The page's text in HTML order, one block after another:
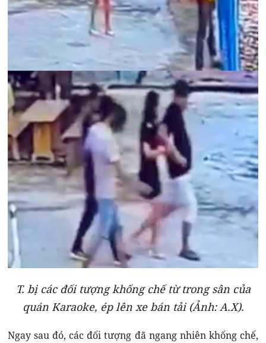
T. bị các đối tượng khống chế từ trong sân của
quán Karaoke, ép lên xe bán tải (Ảnh: A.X).
Ngay sau đó, các đối tượng đã ngang nhiên khống chế,